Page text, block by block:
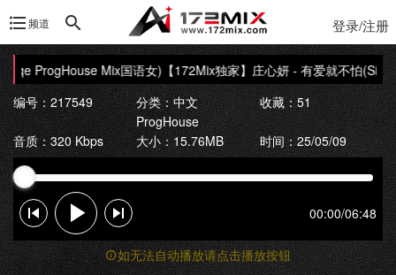
频道 登录/注册
ProgHouse Mix国语女)【172Mix独家】庄心妍 - 有爱就不怕(Siqe
编号：217549
分类：中文
ProgHouse
收藏：51
音质：320 Kbps 大小：15.76MB 时间：25/05/09
00:00/06:48
如无法自动播放请点击播放按钮